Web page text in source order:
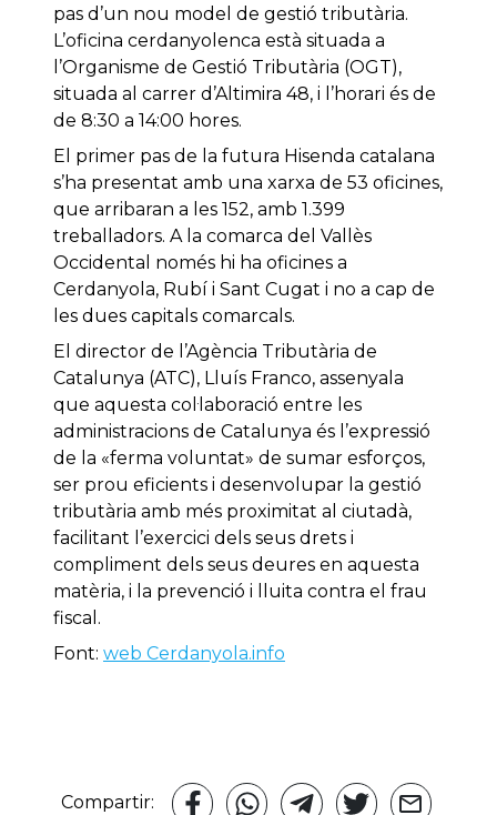
pas d’un nou model de gestió tributària.
L’oficina cerdanyolenca està situada a
l’Organisme de Gestió Tributària (OGT),
situada al carrer d’Altimira 48, i l’horari és de
de 8:30 a 14:00 hores.
El primer pas de la futura Hisenda catalana
s’ha presentat amb una xarxa de 53 oficines,
que arribaran a les 152, amb 1.399
treballadors. A la comarca del Vallès
Occidental només hi ha oficines a
Cerdanyola, Rubí i Sant Cugat i no a cap de
les dues capitals comarcals.
El director de l’Agència Tributària de
Catalunya (ATC), Lluís Franco, assenyala
que aquesta col·laboració entre les
administracions de Catalunya és l’expressió
de la «ferma voluntat» de sumar esforços,
ser prou eficients i desenvolupar la gestió
tributària amb més proximitat al ciutadà,
facilitant l’exercici dels seus drets i
compliment dels seus deures en aquesta
matèria, i la prevenció i lluita contra el frau
fiscal.
Font: web Cerdanyola.info
Compartir: